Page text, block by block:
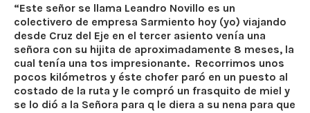
“Este señor se llama Leandro Novillo es un
colectivero de empresa Sarmiento hoy (yo) viajando
desde Cruz del Eje en el tercer asiento venía una
señora con su hijita de aproximadamente 8 meses, la
cual tenía una tos impresionante. Recorrimos unos
pocos kilómetros y éste chofer paró en un puesto al
costado de la ruta y le compró un frasquito de miel y
se lo dió a la Señora para q le diera a su nena para que